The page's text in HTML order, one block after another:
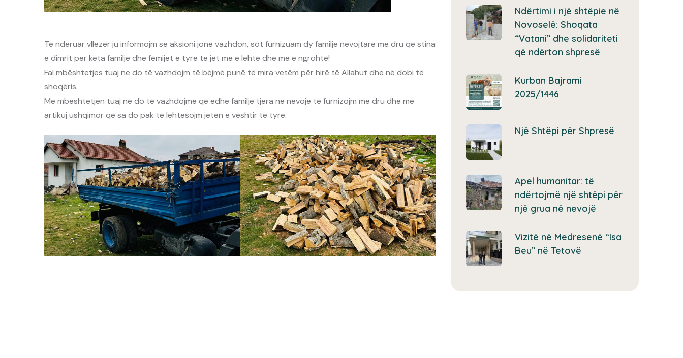
Të nderuar vllezër ju informojm se aksioni jonë vazhdon, sot furnizuam dy familje nevojtare me dru që stina
e dimrit për keta familje dhe fëmijët e tyre të jet më e lehtë dhe më e ngrohtë!
Fal mbështetjes tuaj ne do të vazhdojm të bëjmë punë të mira vetëm për hirë të Allahut dhe në dobi të
shoqëris.
Me mbështetjen tuaj ne do të vazhdojmë që edhe familje tjera në nevojë të furnizojm me dru dhe me
artikuj ushqimor që sa do pak të lehtësojm jetën e vështir të tyre.
Ndërtimi i një shtëpie në
Novoselë: Shoqata
“Vatani” dhe solidariteti
që ndërton shpresë
Kurban Bajrami
2025/1446
Një Shtëpi për Shpresë
Apel humanitar: të
ndërtojmë një shtëpi për
një grua në nevojë
Vizitë në Medresenë “Isa
Beu” në Tetovë